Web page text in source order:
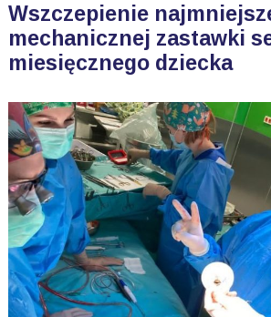
Wszczepienie
mechanicznej zastawki
miesięcznego dziecka